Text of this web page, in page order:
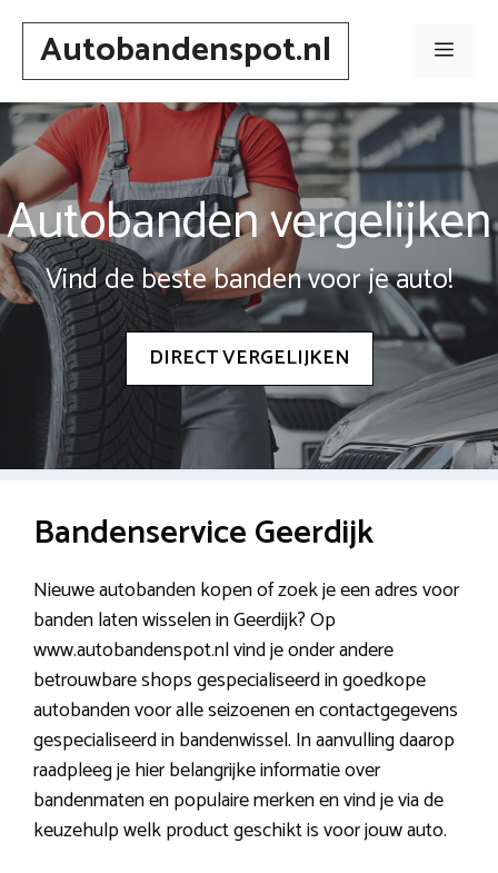
Spring
inhoudAutobandenspot.nl Menu
Autobanden vergelijken
Vind de beste banden voor je auto!
DIRECT VERGELIJKEN
Bandenservice Geerdijk
Nieuwe autobanden kopen of zoek je een adres voor
banden laten wisselen in Geerdijk? Op
www.autobandenspot.nl vind je onder andere
betrouwbare shops gespecialiseerd in goedkope
autobanden voor alle seizoenen en contactgegevens
gespecialiseerd in bandenwissel. In aanvulling daarop
raadpleeg je hier belangrijke informatie over
bandenmaten en populaire merken en vind je via de
keuzehulp welk product geschikt is voor jouw auto.